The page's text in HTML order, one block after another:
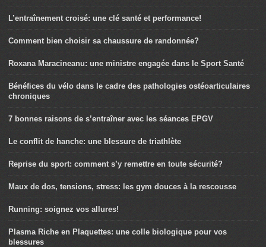
L’entraînement croisé: une clé santé et performance!
Comment bien choisir sa chaussure de randonnée?
Roxana Maracineanu: une ministre engagée dans le Sport Santé
Bénéfices du vélo dans le cadre des pathologies ostéoarticulaires
chroniques
7 bonnes raisons de s’entraîner avec les séances EPGV
Le conflit de hanche: une blessure de triathlète
Reprise du sport: comment s’y remettre en toute sécurité?
Maux de dos, tensions, stress: les gym douces à la rescousse
Running: soignez vos allures!
Plasma Riche en Plaquettes: une colle biologique pour vos
blessures